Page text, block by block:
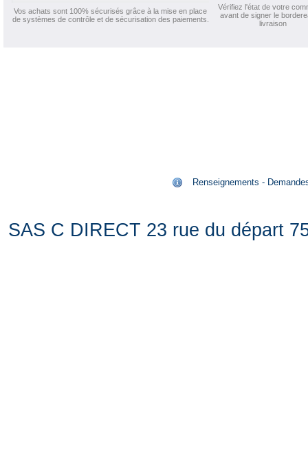
Vos achats sont 100% sécurisés grâce à la mise en place
de systèmes de contrôle et de sécurisation des paiements.
Vérifiez l'état de votre
avant de signer le
livraison
Renseignements -
SAS C DIRECT 23 rue du départ